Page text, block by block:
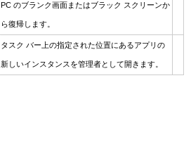
PC のブランク画面またはブラック スクリーンか
ら復帰します。
タスク バー上の指定された位置にあるアプリの
新しいインスタンスを管理者として開きます。